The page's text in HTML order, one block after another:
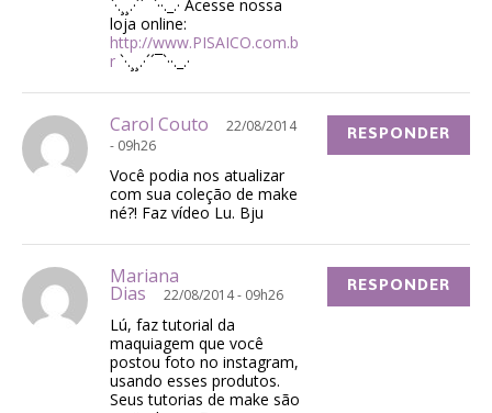
`·.¸¸.·´´¯`··._.· Acesse nossa
loja online:
http://www.PISAICO.com.b
r `·.¸¸.·´´¯`··._.·
Carol Couto
22/08/2014
- 09h26
Você podia nos atualizar
com sua coleção de make
né?! Faz vídeo Lu. Bju
RESPONDER
Mariana
Dias 22/08/2014 - 09h26
Lú, faz tutorial da
maquiagem que você
postou foto no instagram,
usando esses produtos.
Seus tutorias de make são
RESPONDER